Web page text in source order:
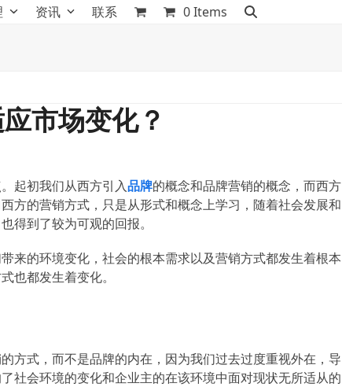
资讯 联系 0 Items
市场变化？
起初我们从西方引入品牌的概念和品牌营销的概念，而西方
方的营销方式，只是从形式和概念上学习，随着社会发展和
得到了较为可观的回报。
来的环境变化，社会的根本需求以及营销方式都发生着根本
也都发生着变化。
方式，而不是品牌的内在，因为我们过去过度重视外在，导
社会环境的变化和企业主的在该环境中面对现状无所适从的